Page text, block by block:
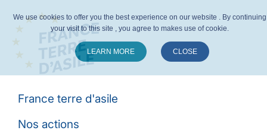
France terre d'asile
Nos actions
We use cookies to offer you the best experience on our website . By continuing
your visit to this site , you agree to makes use of cookie.
LEARN MORE CLOSE